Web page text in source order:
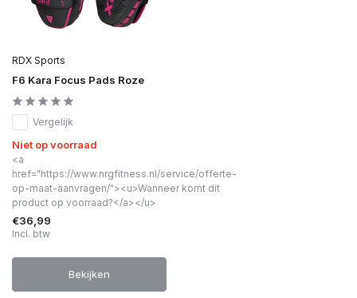
RDX Sports
F6 Kara Focus Pads Roze
Vergelijk
Niet op voorraad
<a
href="https://www.nrgfitness.nl/service/offerte-
op-maat-aanvragen/"><u>Wanneer komt dit
product op voorraad?</a></u>
€36,99
Incl. btw
Bekijken